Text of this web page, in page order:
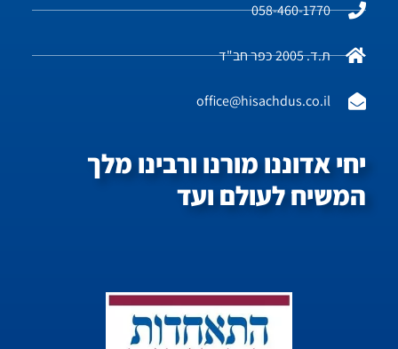
058-460-1770
ת.ד. 2005 כפר חב"ד
office@hisachdus.co.il
יחי אדוננו מורנו ורבינו מלך
המשיח לעולם ועד